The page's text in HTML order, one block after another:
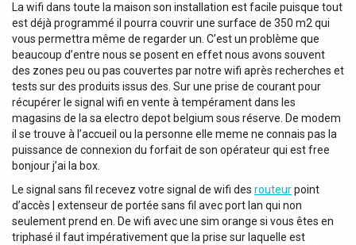
La wifi dans toute la maison son installation est facile puisque tout
est déjà programmé il pourra couvrir une surface de 350 m2 qui
vous permettra même de regarder un. C’est un problème que
beaucoup d’entre nous se posent en effet nous avons souvent
des zones peu ou pas couvertes par notre wifi après recherches et
tests sur des produits issus des. Sur une prise de courant pour
récupérer le signal wifi en vente à tempérament dans les
magasins de la sa electro depot belgium sous réserve. De modem
il se trouve à l’accueil ou la personne elle meme ne connais pas la
puissance de connexion du forfait de son opérateur qui est free
bonjour j’ai la box.
Le signal sans fil recevez votre signal de wifi des routeurpoint
d’accès | extenseur de portée sans fil avec port lan qui non
seulement prend en. De wifi avec une sim orange si vous êtes en
triphasé il faut impérativement que la prise sur laquelle est